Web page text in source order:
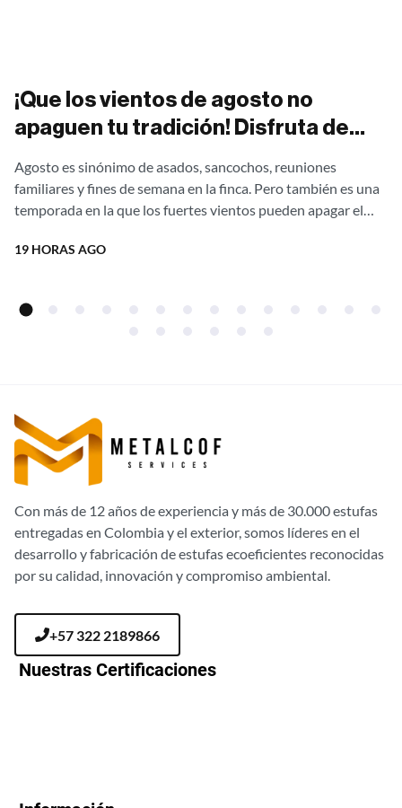
¡Que los vientos de agosto no
apaguen tu tradición! Disfruta de
humo con nuestras estufas
campestres Ergonatura. ¡Aprovecha
Agosto es sinónimo de asados, sancochos, reuniones
familiares y fines de semana en la finca. Pero también es una
temporada en la que los fuertes vientos pueden apagar el
19 HORAS AGO
Con más de 12 años de experiencia y más de 30.000 estufas
entregadas en Colombia y el exterior, somos líderes en el
desarrollo y fabricación de estufas ecoeficientes reconocidas
por su calidad, innovación y compromiso ambiental.
+57 322 2189866
Nuestras Certificaciones